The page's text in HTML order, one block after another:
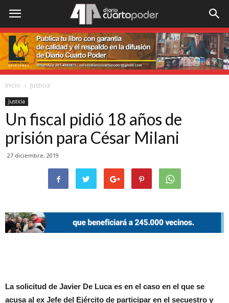
Inicio Justicia
Justicia
Un fiscal pidió 18 años de
prisión para César Milani
27 diciembre, 2019
La solicitud de Javier De Luca es en el caso en el que se
acusa al ex Jefe del Ejército de participar en el secuestro y